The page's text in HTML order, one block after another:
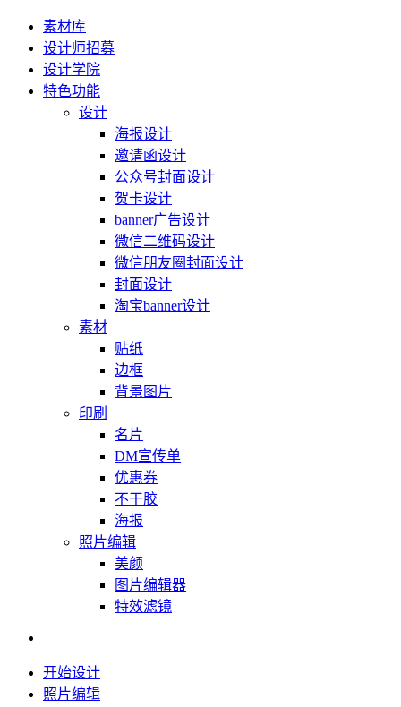
素材库
设计师招募
设计学院
特色功能
设计
海报设计
邀请函设计
公众号封面设计
贺卡设计
banner广告设计
微信二维码设计
微信朋友圈封面设计
封面设计
淘宝banner设计
素材
贴纸
边框
背景图片
印刷
名片
DM宣传单
优惠券
不干胶
海报
照片编辑
美颜
图片编辑器
特效滤镜
开始设计
照片编辑